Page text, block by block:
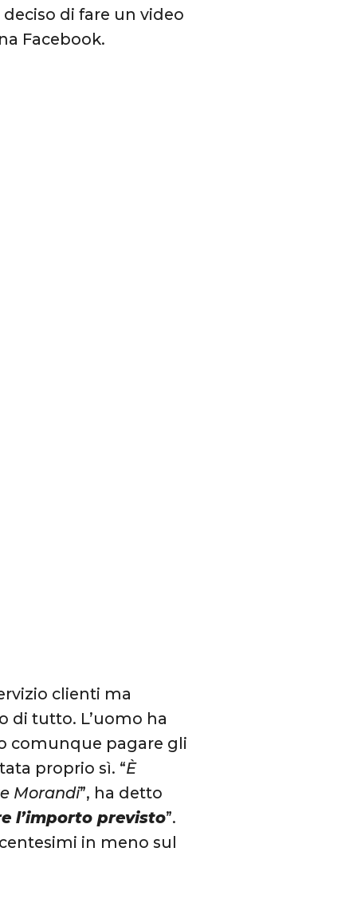
di fare un video
Facebook.
clienti ma
di tutto. L’uomo ha
comunque pagare gli
proprio sì. “È
Morandi”, ha detto
l’importo previsto”.
in meno sul